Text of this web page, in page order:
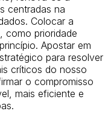
centradas na
Colocar a
como prioridade
Apostar em
para resolver
críticos do nosso
o compromisso
mais eficiente e